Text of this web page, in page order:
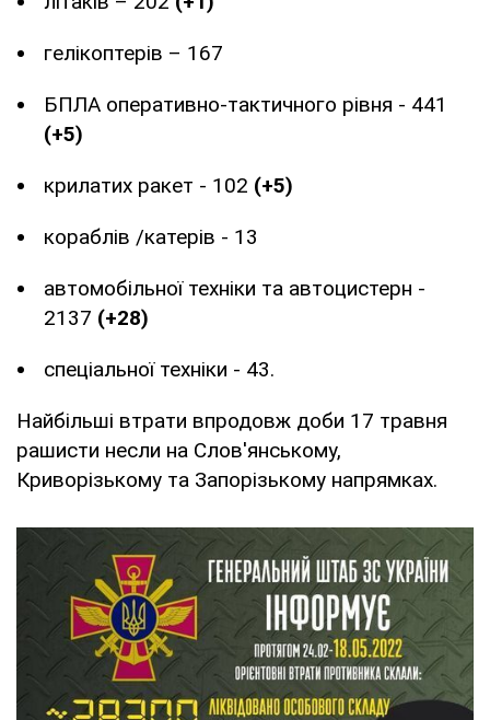
гелікоптерів – 167
БПЛА оперативно-тактичного рівня - 441
(+5)
крилатих ракет - 102 (+5)
кораблів /катерів - 13
автомобільної техніки та автоцистерн -
2137 (+28)
спеціальної техніки - 43.
Найбільші втрати впродовж доби 17 травня
рашисти несли на Слов'янському,
Криворізькому та Запорізькому напрямках.